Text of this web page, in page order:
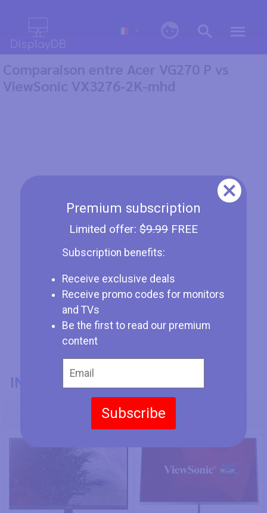
Premium subscription
Limited offer: $9.99FREE
Subscription benefits:
Receive exclusive deals
Receive promo codes for monitors
and TVs
Be the first to read our premium
content
Subscribe
Comparaison entre Acer VG270 P vs
ViewSonic VX3276-2K-mhd
INFORMATIONS GÉNÉRALES
Numéro de Modèle
ViewSonic VX3276-2K-mhd